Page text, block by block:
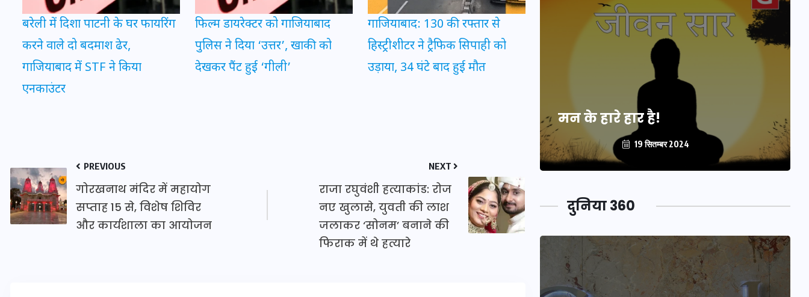
बरेली में दिशा पाटनी के घर फायरिंग
करने वाले दो बदमाश ढेर,
गाजियाबाद में STF ने किया
एनकाउंटर
फिल्म डायरेक्टर को गाजियाबाद
पुलिस ने दिया ‘उत्तर’, खाकी को
देखकर पैंट हुई ‘गीली’
गाजियाबाद: 130 की रफ्तार से
हिस्ट्रीशीटर ने ट्रैफिक सिपाही को
उड़ाया, 34 घंटे बाद हुई मौत
PREVIOUS
गोरखनाथ मंदिर में महायोग
सप्ताह 15 से, विशेष शिविर
और कार्यशाला का आयोजन
NEXT
राजा रघुवंशी हत्याकांड: रोज
नए खुलासे, युवती की लाश
जलाकर ‘सोनम’ बनाने की
फिराक में थे हत्यारे
मन के हारे हार है!
19 सितम्बर 2024
दुनिया 360